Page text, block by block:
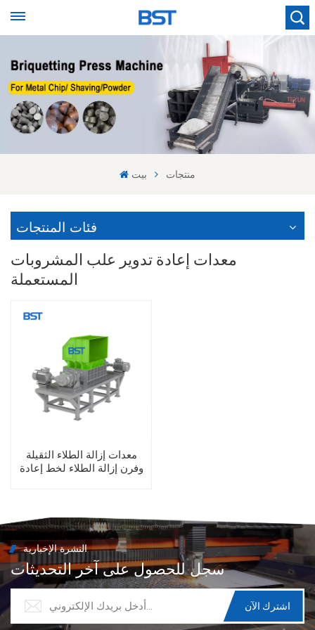
بيت منتجات
فئات المنتجات
معدات إعادة تدوير علب المشروبات
المستعملة
معدات إزالة الطلاء الثقيلة
وفرن إزالة الطلاء لخط إعادة
النشرة الإخبارية
سجل للحصول على آخر التحديثات